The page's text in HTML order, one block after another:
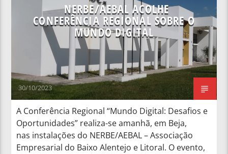
NERBE/AEBAL ACOLHE
CONFERÊNCIA REGIONAL SOBRE O
MUNDO DIGITAL
30/10/2023
A Conferência Regional “Mundo Digital: Desafios e
Oportunidades” realiza-se amanhã, em Beja,
nas instalações do NERBE/AEBAL – Associação
Empresarial do Baixo Alentejo e Litoral. O evento,